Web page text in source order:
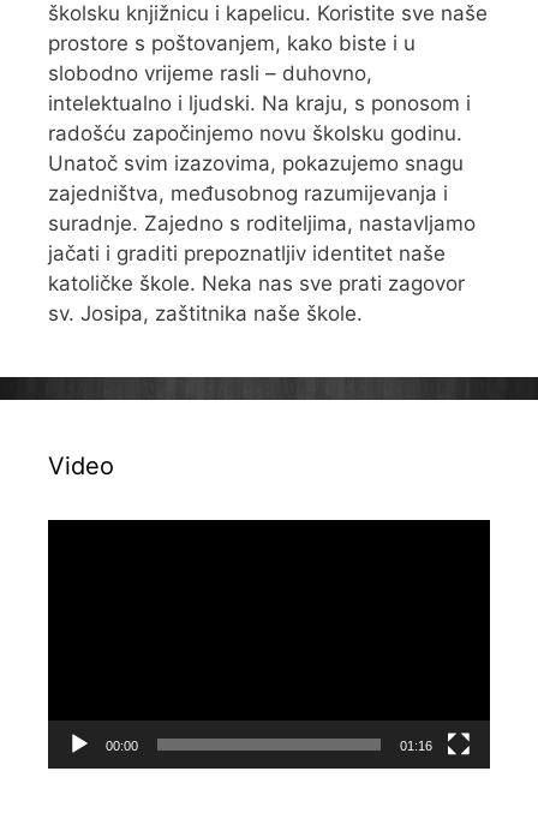
školsku knjižnicu i kapelicu. Koristite sve naše
prostore s poštovanjem, kako biste i u
slobodno vrijeme rasli – duhovno,
intelektualno i ljudski. Na kraju, s ponosom i
radošću započinjemo novu školsku godinu.
Unatoč svim izazovima, pokazujemo snagu
zajedništva, međusobnog razumijevanja i
suradnje. Zajedno s roditeljima, nastavljamo
jačati i graditi prepoznatljiv identitet naše
katoličke škole. Neka nas sve prati zagovor
sv. Josipa, zaštitnika naše škole.
Video
00:00 01:16